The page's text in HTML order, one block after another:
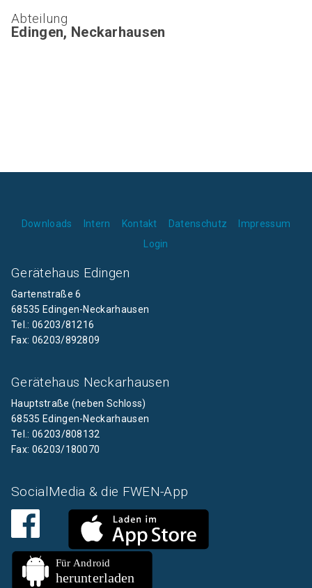
Abteilung
Edingen, Neckarhausen
Downloads Intern Kontakt Datenschutz
Impressum
Login
Gerätehaus Edingen
Gartenstraße 6
68535 Edingen-Neckarhausen
Tel.: 06203/81216
Fax: 06203/892809
Gerätehaus Neckarhausen
Hauptstraße (neben Schloss)
68535 Edingen-Neckarhausen
Tel.: 06203/808132
Fax: 06203/180070
SocialMedia & die FWEN-App